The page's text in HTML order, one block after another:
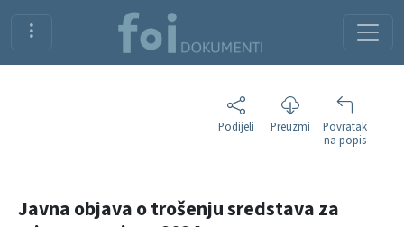
Podijeli Preuzmi
Povratak
na popis
Javna objava o trošenju sredstava za